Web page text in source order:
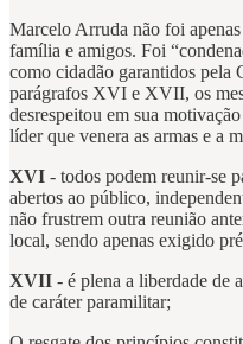
Marcelo Arruda não foi
família e amigos. Foi
como cidadão garantidos pela
parágrafos XVI e XVII, os
desrespeitou em sua
líder que venera as armas e a
XVI - todos podem reunir-se
abertos ao público,
não frustrem outra reunião
local, sendo apenas exigido
XVII - é plena a liberdade de
de caráter paramilitar;